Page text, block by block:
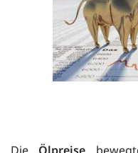
Die Ölpreise